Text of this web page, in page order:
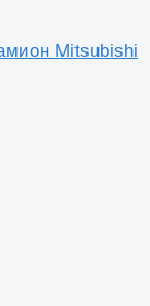
Mitsubishi